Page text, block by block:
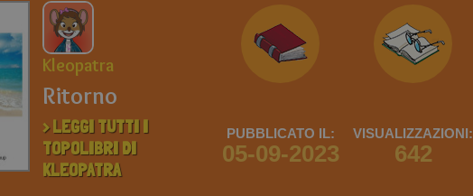
Kleopatra
Ritorno
> LEGGI TUTTI I
TOPOLIBRI DI
KLEOPATRA
PUBBLICATO IL:
05-09-2023
VISUALIZZAZIONI:
642